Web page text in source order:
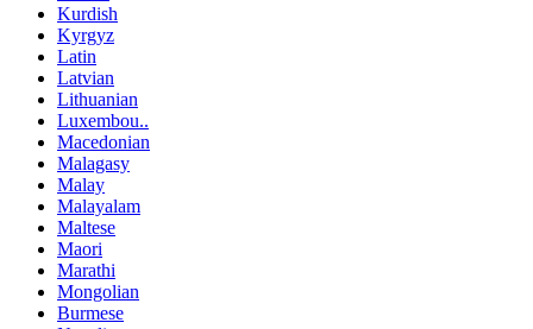
Kurdish
Kyrgyz
Latin
Latvian
Lithuanian
Luxembou..
Macedonian
Malagasy
Malay
Malayalam
Maltese
Maori
Marathi
Mongolian
Burmese